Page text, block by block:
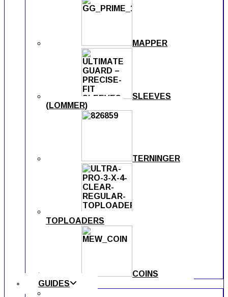
MAPPER
SLEEVES
(LOMMER)
TERNINGER
TOPLOADERS
COINS
GUIDES